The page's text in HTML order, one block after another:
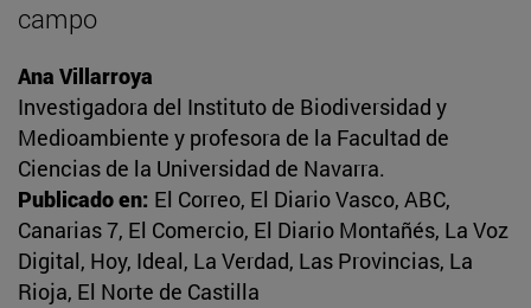
campo
Ana Villarroya
Investigadora del Instituto de Biodiversidad y
Medioambiente y profesora de la Facultad de
Ciencias de la Universidad de Navarra.
Publicado en: El Correo, El Diario Vasco, ABC,
Canarias 7, El Comercio, El Diario Montañés, La Voz
Digital, Hoy, Ideal, La Verdad, Las Provincias, La
Rioja, El Norte de Castilla